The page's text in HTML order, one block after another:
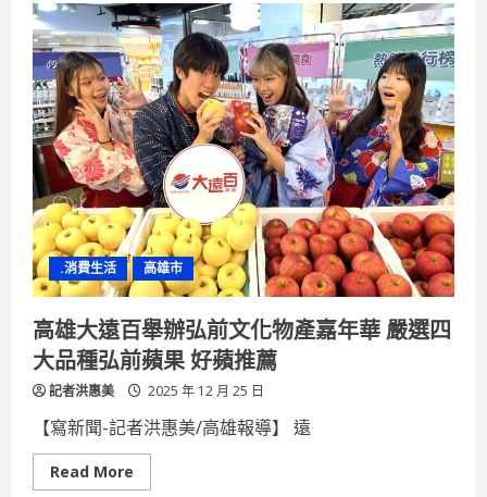
店
與
城
市
之
間，
一
段
溫
柔
的
愛
承
億
酒
店
以
聖
誕
行
動
實
踐
「飯
店
不
是
服
務
.消費生活 高雄市
高雄大遠百舉辦弘前文化物產嘉年華 嚴選四
大品種弘前蘋果 好蘋推薦
記者洪惠美 2025 年 12 月 25 日
【寫新聞-記者洪惠美/高雄報導】 遠
Read More
more